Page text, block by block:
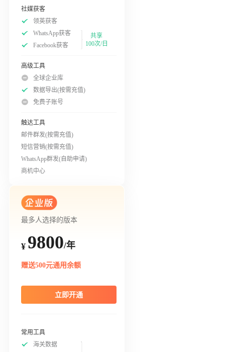
社媒获客
领英获客
WhatsApp获客
Facebook获客
共享
100次/日
高级工具
全球企业库
数据导出(按需充值)
免费子账号
触达工具
邮件群发(按需充值)
短信营销(按需充值)
WhatsApp群发(自助申请)
商机中心
最多人选择的版本
¥ 9800/年
赠送500元通用余额
立即开通
常用工具
海关数据